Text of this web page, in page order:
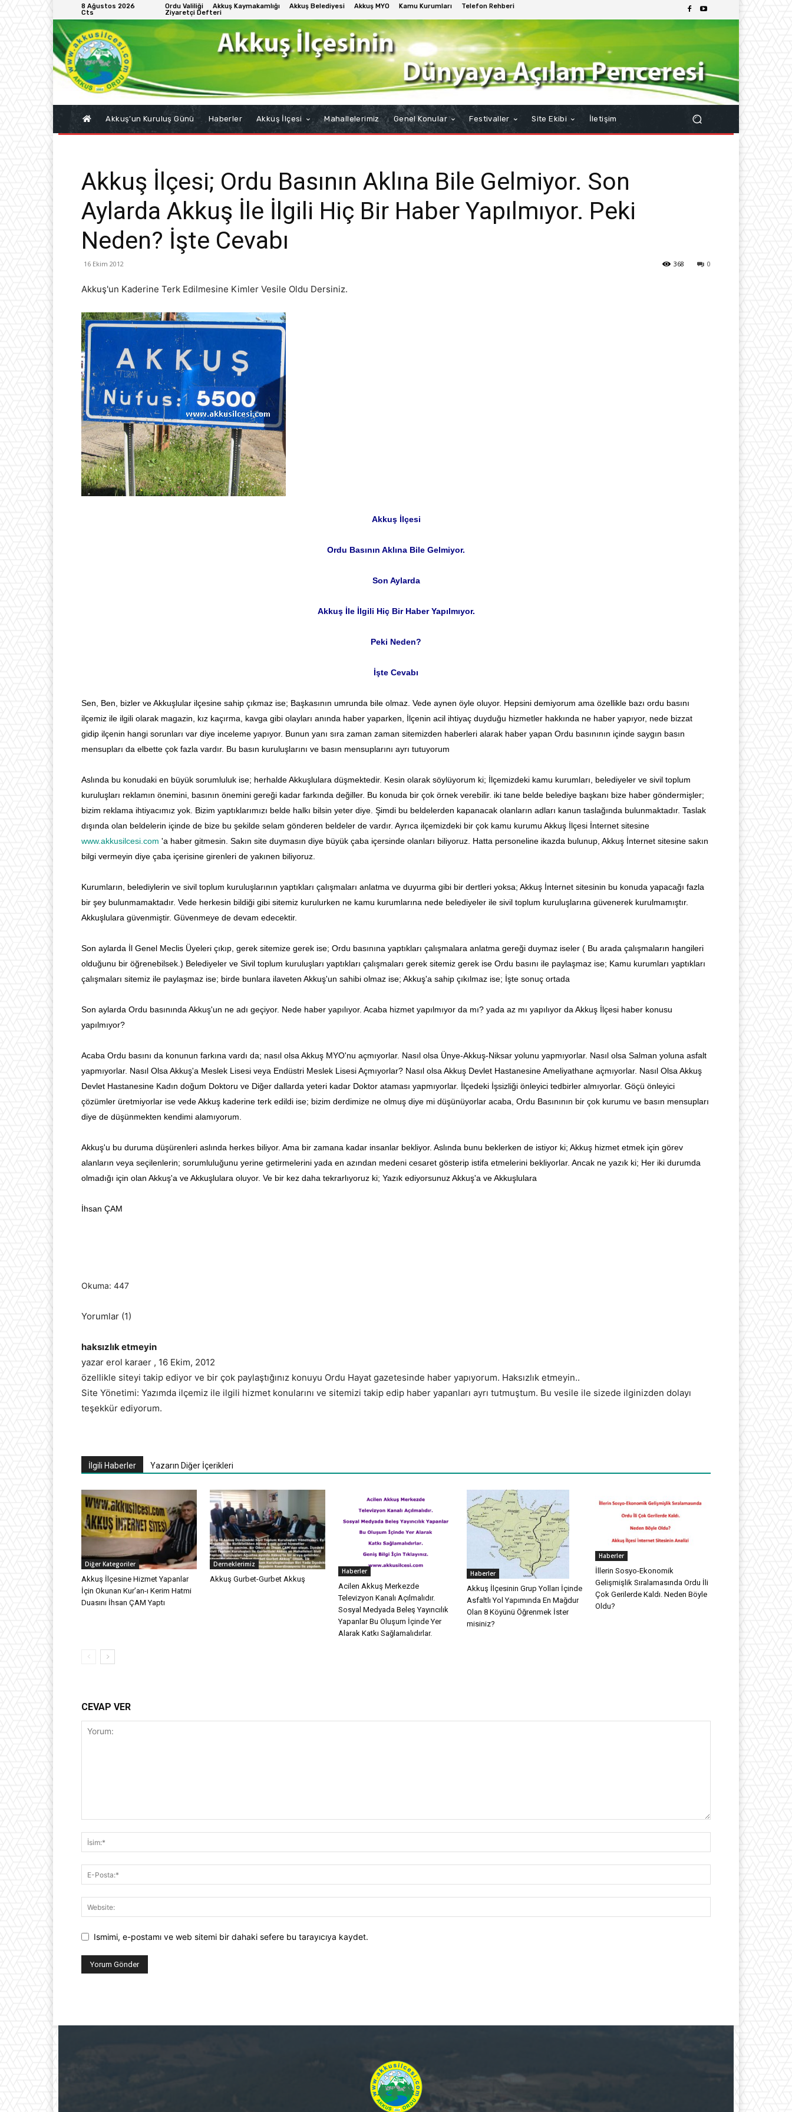
8 Ağustos 2026
Cts
Ordu Valiliği Akkuş Kaymakamlığı Akkuş Belediyesi Akkuş MYO Kamu Kurumları
Telefon Rehberi
Ziyaretçi Defteri
Akkuş’un Kuruluş Günü Haberler Akkuş İlçesi Mahallelerimiz Genel Konular Festivaller Site Ekibi İletişim
Akkuş İlçesi; Ordu Basının Aklına Bile Gelmiyor. Son
Aylarda Akkuş İle İlgili Hiç Bir Haber Yapılmıyor. Peki
Neden? İşte Cevabı
16 Ekim 2012 0
368
Akkuş'un Kaderine Terk Edilmesine Kimler Vesile Oldu Dersiniz.
Akkuş İlçesi
Ordu Basının Aklına Bile Gelmiyor.
Son Aylarda
Akkuş İle İlgili Hiç Bir Haber Yapılmıyor.
Peki Neden?
İşte Cevabı
Sen, Ben, bizler ve Akkuşlular ilçesine sahip çıkmaz ise; Başkasının umrunda bile olmaz. Vede aynen öyle oluyor. Hepsini demiyorum ama özellikle bazı ordu basını
ilçemiz ile ilgili olarak magazin, kız kaçırma, kavga gibi olayları anında haber yaparken, İlçenin acil ihtiyaç duyduğu hizmetler hakkında ne haber yapıyor, nede bizzat
gidip ilçenin hangi sorunları var diye inceleme yapıyor. Bunun yanı sıra zaman zaman sitemizden haberleri alarak haber yapan Ordu basınının içinde saygın basın
mensupları da elbette çok fazla vardır. Bu basın kuruluşlarını ve basın mensuplarını ayrı tutuyorum
Aslında bu konudaki en büyük sorumluluk ise; herhalde Akkuşlulara düşmektedir. Kesin olarak söylüyorum ki; İlçemizdeki kamu kurumları, belediyeler ve sivil toplum
kuruluşları reklamın önemini, basının önemini gereği kadar farkında değiller. Bu konuda bir çok örnek verebilir. iki tane belde belediye başkanı bize haber göndermişler;
bizim reklama ihtiyacımız yok. Bizim yaptıklarımızı belde halkı bilsin yeter diye. Şimdi bu beldelerden kapanacak olanların adları kanun taslağında bulunmaktadır. Taslak
dışında olan beldelerin içinde de bize bu şekilde selam gönderen beldeler de vardır. Ayrıca ilçemizdeki bir çok kamu kurumu Akkuş İlçesi İnternet sitesine
www.akkusilcesi.com 'a haber gitmesin. Sakın site duymasın diye büyük çaba içersinde olanları biliyoruz. Hatta personeline ikazda bulunup, Akkuş İnternet sitesine sakın
bilgi vermeyin diye çaba içerisine girenleri de yakınen biliyoruz.
Kurumların, belediylerin ve sivil toplum kuruluşlarının yaptıkları çalışmaları anlatma ve duyurma gibi bir dertleri yoksa; Akkuş İnternet sitesinin bu konuda yapacağı fazla
bir şey bulunmamaktadır. Vede herkesin bildiği gibi sitemiz kurulurken ne kamu kurumlarına nede belediyeler ile sivil toplum kuruluşlarına güvenerek kurulmamıştır.
Akkuşlulara güvenmiştir. Güvenmeye de devam edecektir.
Son aylarda İl Genel Meclis Üyeleri çıkıp, gerek sitemize gerek ise; Ordu basınına yaptıkları çalışmalara anlatma gereği duymaz iseler ( Bu arada çalışmaların hangileri
olduğunu bir öğrenebilsek.) Belediyeler ve Sivil toplum kuruluşları yaptıkları çalışmaları gerek sitemiz gerek ise Ordu basını ile paylaşmaz ise; Kamu kurumları yaptıkları
çalışmaları sitemiz ile paylaşmaz ise; birde bunlara ilaveten Akkuş'un sahibi olmaz ise; Akkuş'a sahip çıkılmaz ise; İşte sonuç ortada
Son aylarda Ordu basınında Akkuş'un ne adı geçiyor. Nede haber yapılıyor. Acaba hizmet yapılmıyor da mı? yada az mı yapılıyor da Akkuş İlçesi haber konusu
yapılmıyor?
Acaba Ordu basını da konunun farkına vardı da; nasıl olsa Akkuş MYO'nu açmıyorlar. Nasıl olsa Ünye-Akkuş-Niksar yolunu yapmıyorlar. Nasıl olsa Salman yoluna asfalt
yapmıyorlar. Nasıl Olsa Akkuş'a Meslek Lisesi veya Endüstri Meslek Lisesi Açmıyorlar? Nasıl olsa Akkuş Devlet Hastanesine Ameliyathane açmıyorlar. Nasıl Olsa Akkuş
Devlet Hastanesine Kadın doğum Doktoru ve Diğer dallarda yeteri kadar Doktor ataması yapmıyorlar. İlçedeki İşsizliği önleyici tedbirler almıyorlar. Göçü önleyici
çözümler üretmiyorlar ise vede Akkuş kaderine terk edildi ise; bizim derdimize ne olmuş diye mi düşünüyorlar acaba, Ordu Basınının bir çok kurumu ve basın mensupları
diye de düşünmekten kendimi alamıyorum.
Akkuş'u bu duruma düşürenleri aslında herkes biliyor. Ama bir zamana kadar insanlar bekliyor. Aslında bunu beklerken de istiyor ki; Akkuş hizmet etmek için görev
alanların veya seçilenlerin; sorumluluğunu yerine getirmelerini yada en azından medeni cesaret gösterip istifa etmelerini bekliyorlar. Ancak ne yazık ki; Her iki durumda
olmadığı için olan Akkuş'a ve Akkuşlulara oluyor. Ve bir kez daha tekrarlıyoruz ki; Yazık ediyorsunuz Akkuş'a ve Akkuşlulara
İhsan ÇAM
Okuma: 447
Yorumlar (1)
haksızlık etmeyin
yazar erol karaer , 16 Ekim, 2012
özellikle siteyi takip ediyor ve bir çok paylaştığınız konuyu Ordu Hayat gazetesinde haber yapıyorum. Haksızlık etmeyin..
Site Yönetimi: Yazımda ilçemiz ile ilgili hizmet konularını ve sitemizi takip edip haber yapanları ayrı tutmuştum. Bu vesile ile sizede ilginizden dolayı
teşekkür ediyorum.
İlgili Haberler Yazarın Diğer İçerikleri
Diğer Kategoriler
Akkuş İlçesine Hizmet Yapanlar
İçin Okunan Kur’an-ı Kerim Hatmi
Duasını İhsan ÇAM Yaptı
Derneklerimiz
Akkuş Gurbet-Gurbet Akkuş
Haberler
Acilen Akkuş Merkezde
Televizyon Kanalı Açılmalıdır.
Sosyal Medyada Beleş Yayıncılık
Yapanlar Bu Oluşum İçinde Yer
Alarak Katkı Sağlamalıdırlar.
Haberler
Akkuş İlçesinin Grup Yolları İçinde
Asfaltlı Yol Yapımında En Mağdur
Olan 8 Köyünü Öğrenmek İster
misiniz?
Haberler
İllerin Sosyo-Ekonomik
Gelişmişlik Sıralamasında Ordu İli
Çok Gerilerde Kaldı. Neden Böyle
Oldu?
CEVAP VER
Ismimi, e-postamı ve web sitemi bir dahaki sefere bu tarayıcıya kaydet.